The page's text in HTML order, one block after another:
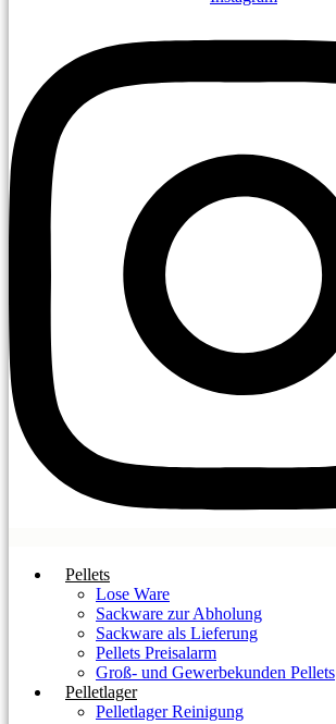
Pellets
Lose Ware
Sackware zur Abholung
Sackware als Lieferung
Pellets Preisalarm
Groß- und Gewerbekunden Pellets
Pelletlager
Pelletlager Reinigung